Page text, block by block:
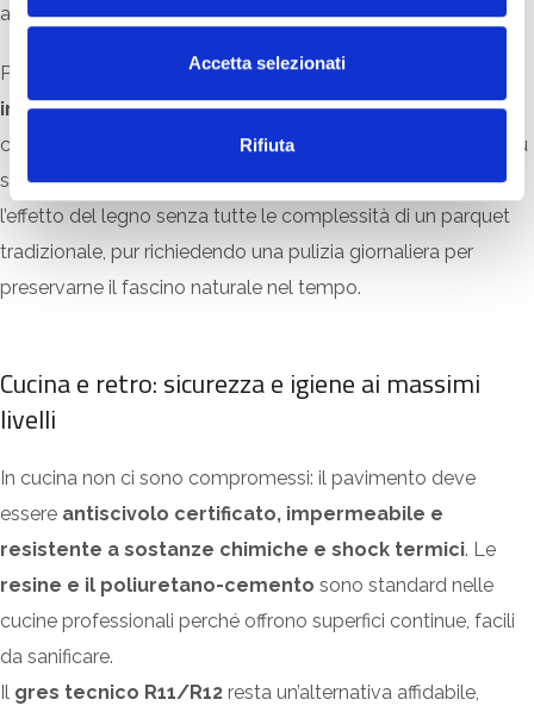
e
s
o
Accetta selezionati
Rifiuta
assicurando coerenza stilistica e facilità di manutenzione.
Per ristoranti boutique o fine dining, illegno
ingegnerizzatoè invece una scelta elegante: dona tutto il
calore e l’autenticità del vero legno, ma con una struttura più
stabile e moderna. È la soluzione ideale per chi desidera
l’effetto del legno senza tutte le complessità di un parquet
tradizionale, pur richiedendo una pulizia giornaliera per
preservarne il fascino naturale nel tempo.
Cucina e retro: sicurezza e igiene ai massimi
livelli
In cucina non ci sono compromessi: il pavimento deve
essere antiscivolo certificato, impermeabile e
resistente a sostanze chimiche e shock termici. Le
resine e il poliuretano-cemento sono standard nelle
cucine professionali perché offrono superfici continue, facili
da sanificare.
Il gres tecnico R11/R12 resta un’alternativa affidabile,